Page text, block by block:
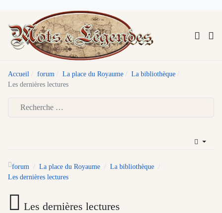
Accueil forum La place du Royaume
La bibliothèque
Les dernières lectures
forum La place du Royaume
La bibliothèque
Les dernières lectures
Les dernières lectures